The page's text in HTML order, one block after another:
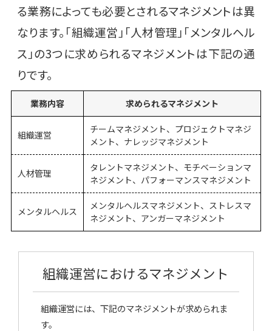
る業務によっても必要とされるマネジメントは異
なります。「組織運営」「人材管理」「メンタルヘル
ス」の3つに求められるマネジメントは下記の通
りです。
業務内容 求められるマネジメント
組織運営
チームマネジメント、プロジェクトマネジ
メント、ナレッジマネジメント
人材管理
タレントマネジメント、モチベーションマ
ネジメント、パフォーマンスマネジメント
メンタルヘルス
メンタルヘルスマネジメント、ストレスマ
ネジメント、アンガーマネジメント
組織運営におけるマネジメント
組織運営には、下記のマネジメントが求められま
す。